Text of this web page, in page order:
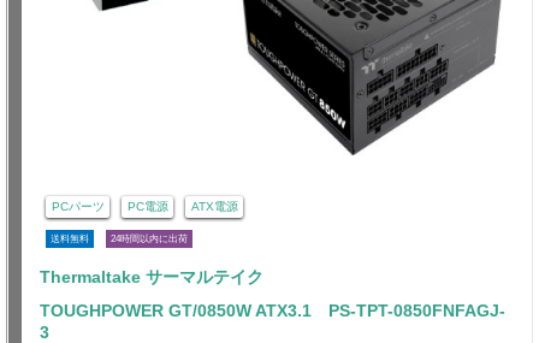
PCパーツ PC電源 ATX電源
送料無料 24時間以内に出荷
Thermaltake サーマルテイク
TOUGHPOWER GT/0850W ATX3.1 PS-TPT-0850FNFAGJ-
3